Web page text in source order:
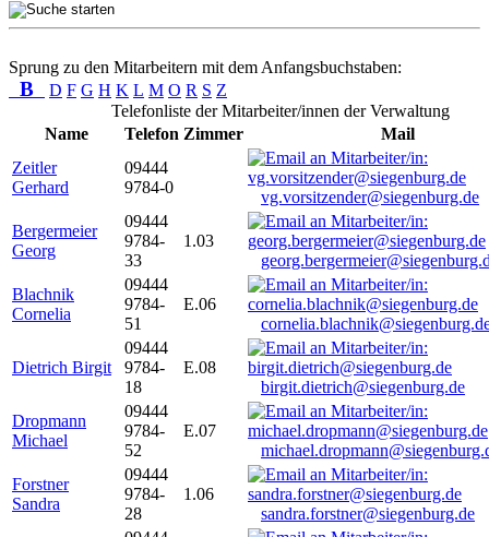
Sprung zu den Mitarbeitern mit dem Anfangsbuchstaben:
B D F G H K L M O R S Z
Telefonliste der Mitarbeiter/innen der Verwaltung
Name
Telefon Zimmer
Mail
Zeitler
Gerhard
09444
9784-0
vg.vorsitzender@siegenburg.de
Bergermeier
Georg
09444
9784-
33
1.03
Blachnik
Cornelia
09444
9784-
51
E.06
Dietrich Birgit
09444
9784-
18
E.08
birgit.dietrich@siegenburg.de
Dropmann
Michael
09444
9784-
52
E.07
Forstner
Sandra
09444
9784-
28
1.06
sandra.forstner@siegenburg.de